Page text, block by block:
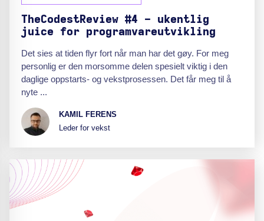
TheCodestReview #4 - ukentlig
juice for programvareutvikling
Det sies at tiden flyr fort når man har det gøy. For meg
personlig er den morsomme delen spesielt viktig i den
daglige oppstarts- og vekstprosessen. Det får meg til å
nyte ...
KAMIL FERENS
Leder for vekst